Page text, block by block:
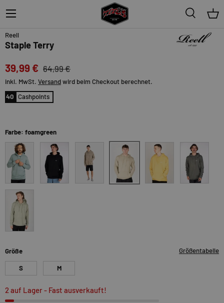
Suche
Menü
38%
Reell
Staple Terry
39,99 € 64,99 €
inkl. MwSt. Versandwird beim Checkout berechnet.
40
Cashpoints
Farbe: foamgreen
chinoisgreen
Größe Größentabelle
S M
2 auf Lager- Fast ausverkauft!